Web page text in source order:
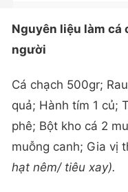
Nguyên liệu làm cá
người
Cá chạch 500gr;
quả; Hành tím 1 củ;
phê; Bột kho cá 2
muỗng canh; Gia vị
hạt nêm/ tiêu xay).